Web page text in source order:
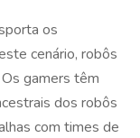
os
cenário, robôs
gamers têm
dos robôs
com times de